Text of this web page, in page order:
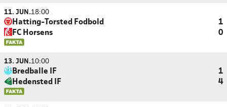
11. JUN.18:00
Hatting-Torsted Fodbold
1
FC Horsens
0
13. JUN.10:00
Bredballe IF
1
Hedensted IF
4